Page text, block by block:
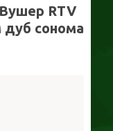
RTV
дуб сонома